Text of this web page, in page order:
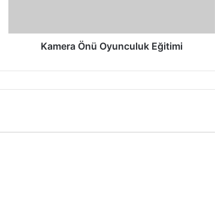
Kamera Önü Oyunculuk Eğitimi